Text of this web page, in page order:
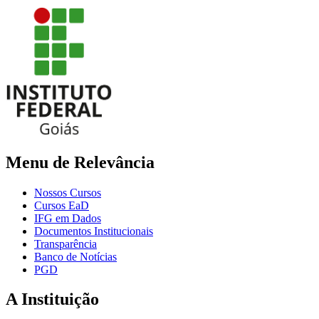
Menu de Relevância
Nossos Cursos
Cursos EaD
IFG em Dados
Documentos Institucionais
Transparência
Banco de Notícias
PGD
A Instituição